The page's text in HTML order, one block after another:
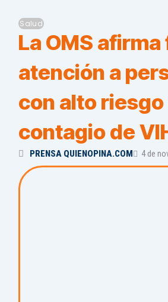
Salud
La OMS afirma
atención a
con alto riesgo
contagio de
PRENSA QUIENOPINA.COM 4 de